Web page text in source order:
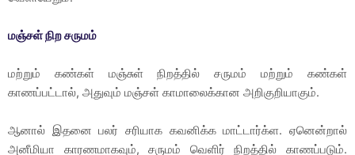
மஞ்சள் நிற சருமம்
மற்றும் கண்கள் மஞ்சுள் நிறத்தில் சருமம் மற்றும் கண்கள்
காணப்பட்டால், அதுவும் மஞ்சள் காமாலைக்கான அறிகுறியாகும்.
ஆனால் இதனை பலர் சரியாக கவனிக்க மாட்டார்க்ள. ஏனென்றால்
அனீமியா காரணமாகவும், சருமம் வெளிர் நிறத்தில் காணப்படும்.